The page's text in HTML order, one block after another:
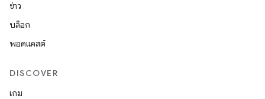
ข่าว
บล็อก
พอดแคสต์
DISCOVER
เกม